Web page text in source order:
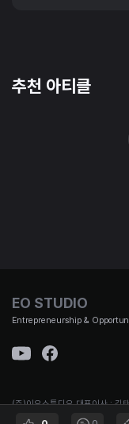
추천 아티클
EO STUDIO
Entrepreneurship &
(주)이오스튜디오 대표이사 :
2021-서울강남-00951호 | 대표